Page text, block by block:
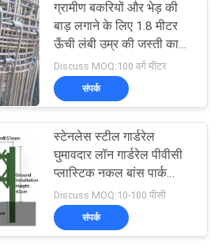
के तार
207
फ्लाई
190
ग्रामीण बकरियों और भेड़ की
बाड़ लगाने के लिए 1.8 मीटर
ऊँची लंबी उम्र की जस्ती काज
संयुक्त बाड़
Discuss MOQ:100 वर्ग मीटर
संपर्क
स्टेनलेस स्टील गार्डरेल
घुमावदार लॉन गार्डरेल पीवीसी
प्लास्टिक नकल बांस पार्क
उद्यान बाड़
Discuss MOQ:10-100 पीसी
संपर्क